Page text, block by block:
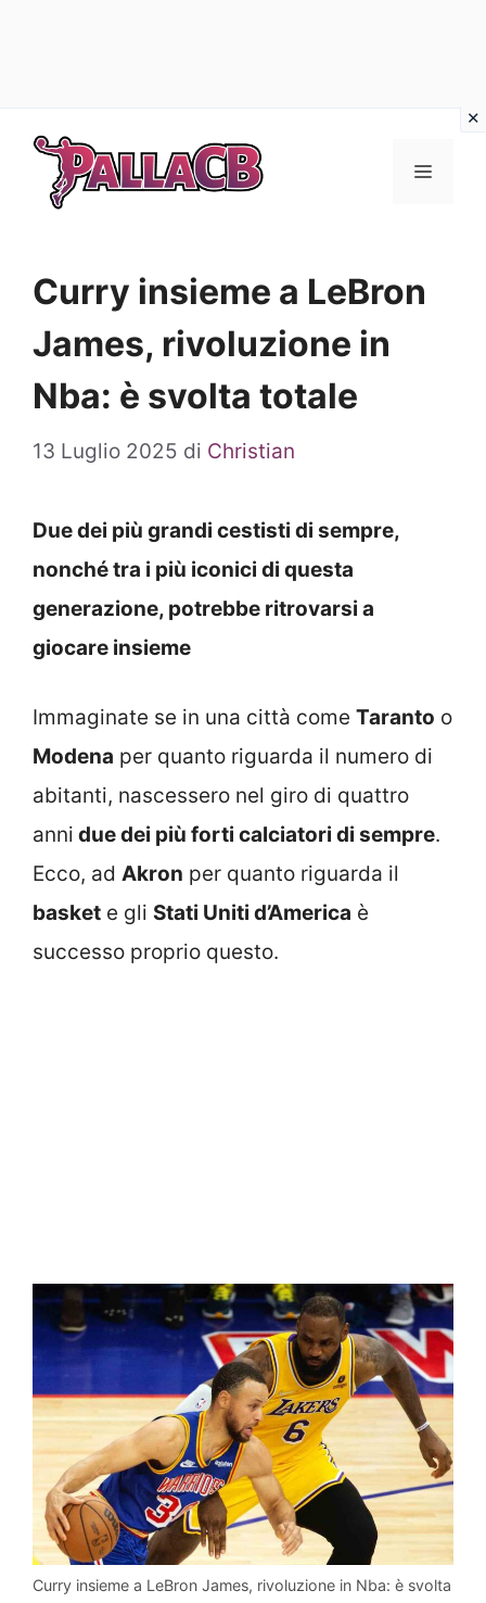
contenuto
Menu
Curry insieme a LeBron
James, rivoluzione in
Nba: è svolta totale
13 Luglio 2025 di Christian
Due dei più grandi cestisti di sempre,
nonché tra i più iconici di questa
generazione, potrebbe ritrovarsi a
giocare insieme
Immaginate se in una città come Taranto o
Modena per quanto riguarda il numero di
abitanti, nascessero nel giro di quattro
anni due dei più forti calciatori di sempre.
Ecco, ad Akron per quanto riguarda il
basket e gli Stati Uniti d’America è
successo proprio questo.
Curry insieme a LeBron James, rivoluzione in Nba: è svolta